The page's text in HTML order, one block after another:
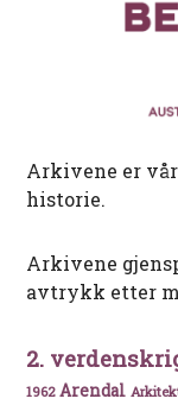
Arkivene er
historie.
Arkivene
avtrykk etter
2.
1962 Arendal